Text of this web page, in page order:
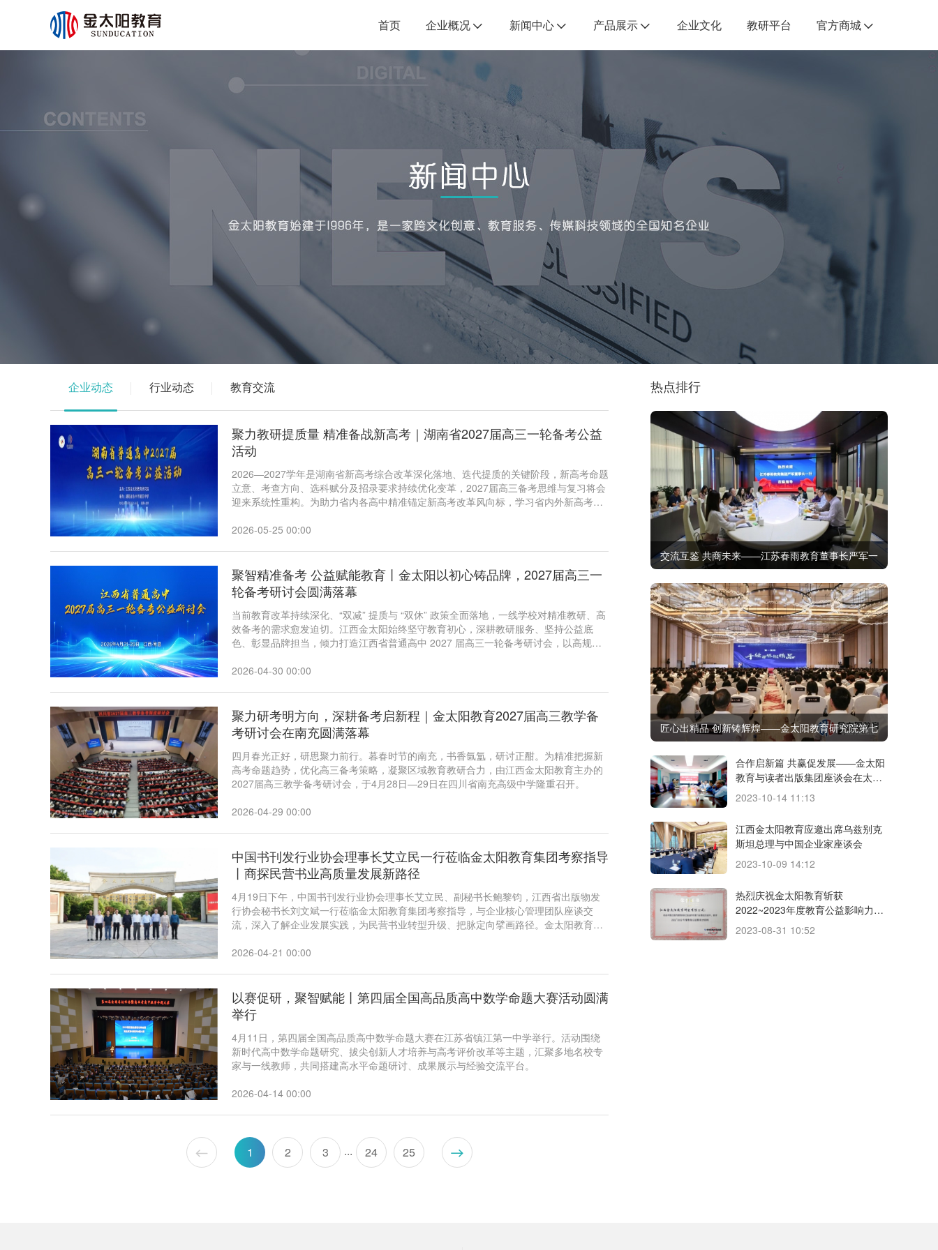
首页 企业概况 新闻中心 产品展示 企业文化 教研平台 官方商城
企业动态 行业动态 教育交流
聚力教研提质量 精准备战新高考｜湖南省2027届高三一轮备考公益
活动
2026—2027学年是湖南省新高考综合改革深化落地、迭代提质的关键阶段，新高考命题
立意、考查方向、选科赋分及招录要求持续优化变革，2027届高三备考思维与复习将会
迎来系统性重构。为助力省内各高中精准锚定新高考改革风向标，学习省内外新高考先
团特联合湖南省永州市第四中学，定于5月22日—24日在永州市举办27届高三一轮备考
2026-05-25 00:00
聚智精准备考 公益赋能教育丨金太阳以初心铸品牌，2027届高三一
轮备考研讨会圆满落幕
当前教育改革持续深化、“双减” 提质与 “双休” 政策全面落地，一线学校对精准教研、高
效备考的需求愈发迫切。江西金太阳始终坚守教育初心，深耕教研服务、坚持公益底
色、彰显品牌担当，倾力打造江西省普通高中 2027 届高三一轮备考研讨会，以高规
擦亮金太阳教育品牌底色。 本次公益研讨会以智能革新教学、双减固本提质为核
2026-04-30 00:00
聚力研考明方向，深耕备考启新程｜金太阳教育2027届高三教学备
考研讨会在南充圆满落幕
四月春光正好，研思聚力前行。暮春时节的南充，书香氤氲，研讨正酣。为精准把握新
高考命题趋势，优化高三备考策略，凝聚区域教育教研合力，由江西金太阳教育主办的
2027届高三教学备考研讨会，于4月28日—29日在四川省南充高级中学隆重召开。
2026-04-29 00:00
中国书刊发行业协会理事长艾立民一行莅临金太阳教育集团考察指导
丨商探民营书业高质量发展新路径
4月19日下午，中国书刊发行业协会理事长艾立民、副秘书长鲍黎钧，江西省出版物发
行协会秘书长刘文斌一行莅临金太阳教育集团考察指导，与企业核心管理团队座谈交
流，深入了解企业发展实践，为民营书业转型升级、把脉定向擘画路径。金太阳教育集
2026-04-21 00:00
以赛促研，聚智赋能丨第四届全国高品质高中数学命题大赛活动圆满
举行
4月11日，第四届全国高品质高中数学命题大赛在江苏省镇江第一中学举行。活动围绕
新时代高中数学命题研究、拔尖创新人才培养与高考评价改革等主题，汇聚多地名校专
家与一线教师，共同搭建高水平命题研讨、成果展示与经验交流平台。
2026-04-14 00:00
1 2 3 ... 24 25
热点排行
交流互鉴 共商未来——江苏春雨教育董事长严军一
行莅临金太阳教育考察交流
匠心出精品 创新铸辉煌——金太阳教育研究院第七
届质量与创新大会顺利召开
合作启新篇 共赢促发展——金太阳
教育与读者出版集团座谈会在太阳
城召开
2023-10-14 11:13
江西金太阳教育应邀出席乌兹别克
斯坦总理与中国企业家座谈会
2023-10-09 14:12
热烈庆祝金太阳教育斩获
2022~2023年度教育公益影响力机
构等多个奖项
2023-08-31 10:52